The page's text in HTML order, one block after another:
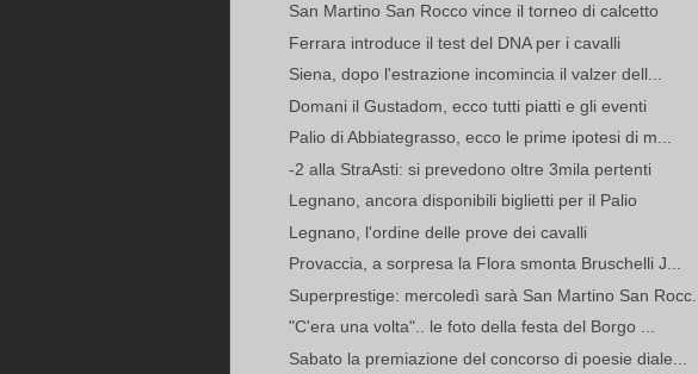
San Martino San Rocco vince il torneo di calcetto
Ferrara introduce il test del DNA per i cavalli
Siena, dopo l'estrazione incomincia il valzer dell...
Domani il Gustadom, ecco tutti piatti e gli eventi
Palio di Abbiategrasso, ecco le prime ipotesi di m...
-2 alla StraAsti: si prevedono oltre 3mila pertenti
Legnano, ancora disponibili biglietti per il Palio
Legnano, l'ordine delle prove dei cavalli
Provaccia, a sorpresa la Flora smonta Bruschelli J...
Superprestige: mercoledì sarà San Martino San Rocc...
"C'era una volta".. le foto della festa del Borgo ...
Sabato la premiazione del concorso di poesie diale...